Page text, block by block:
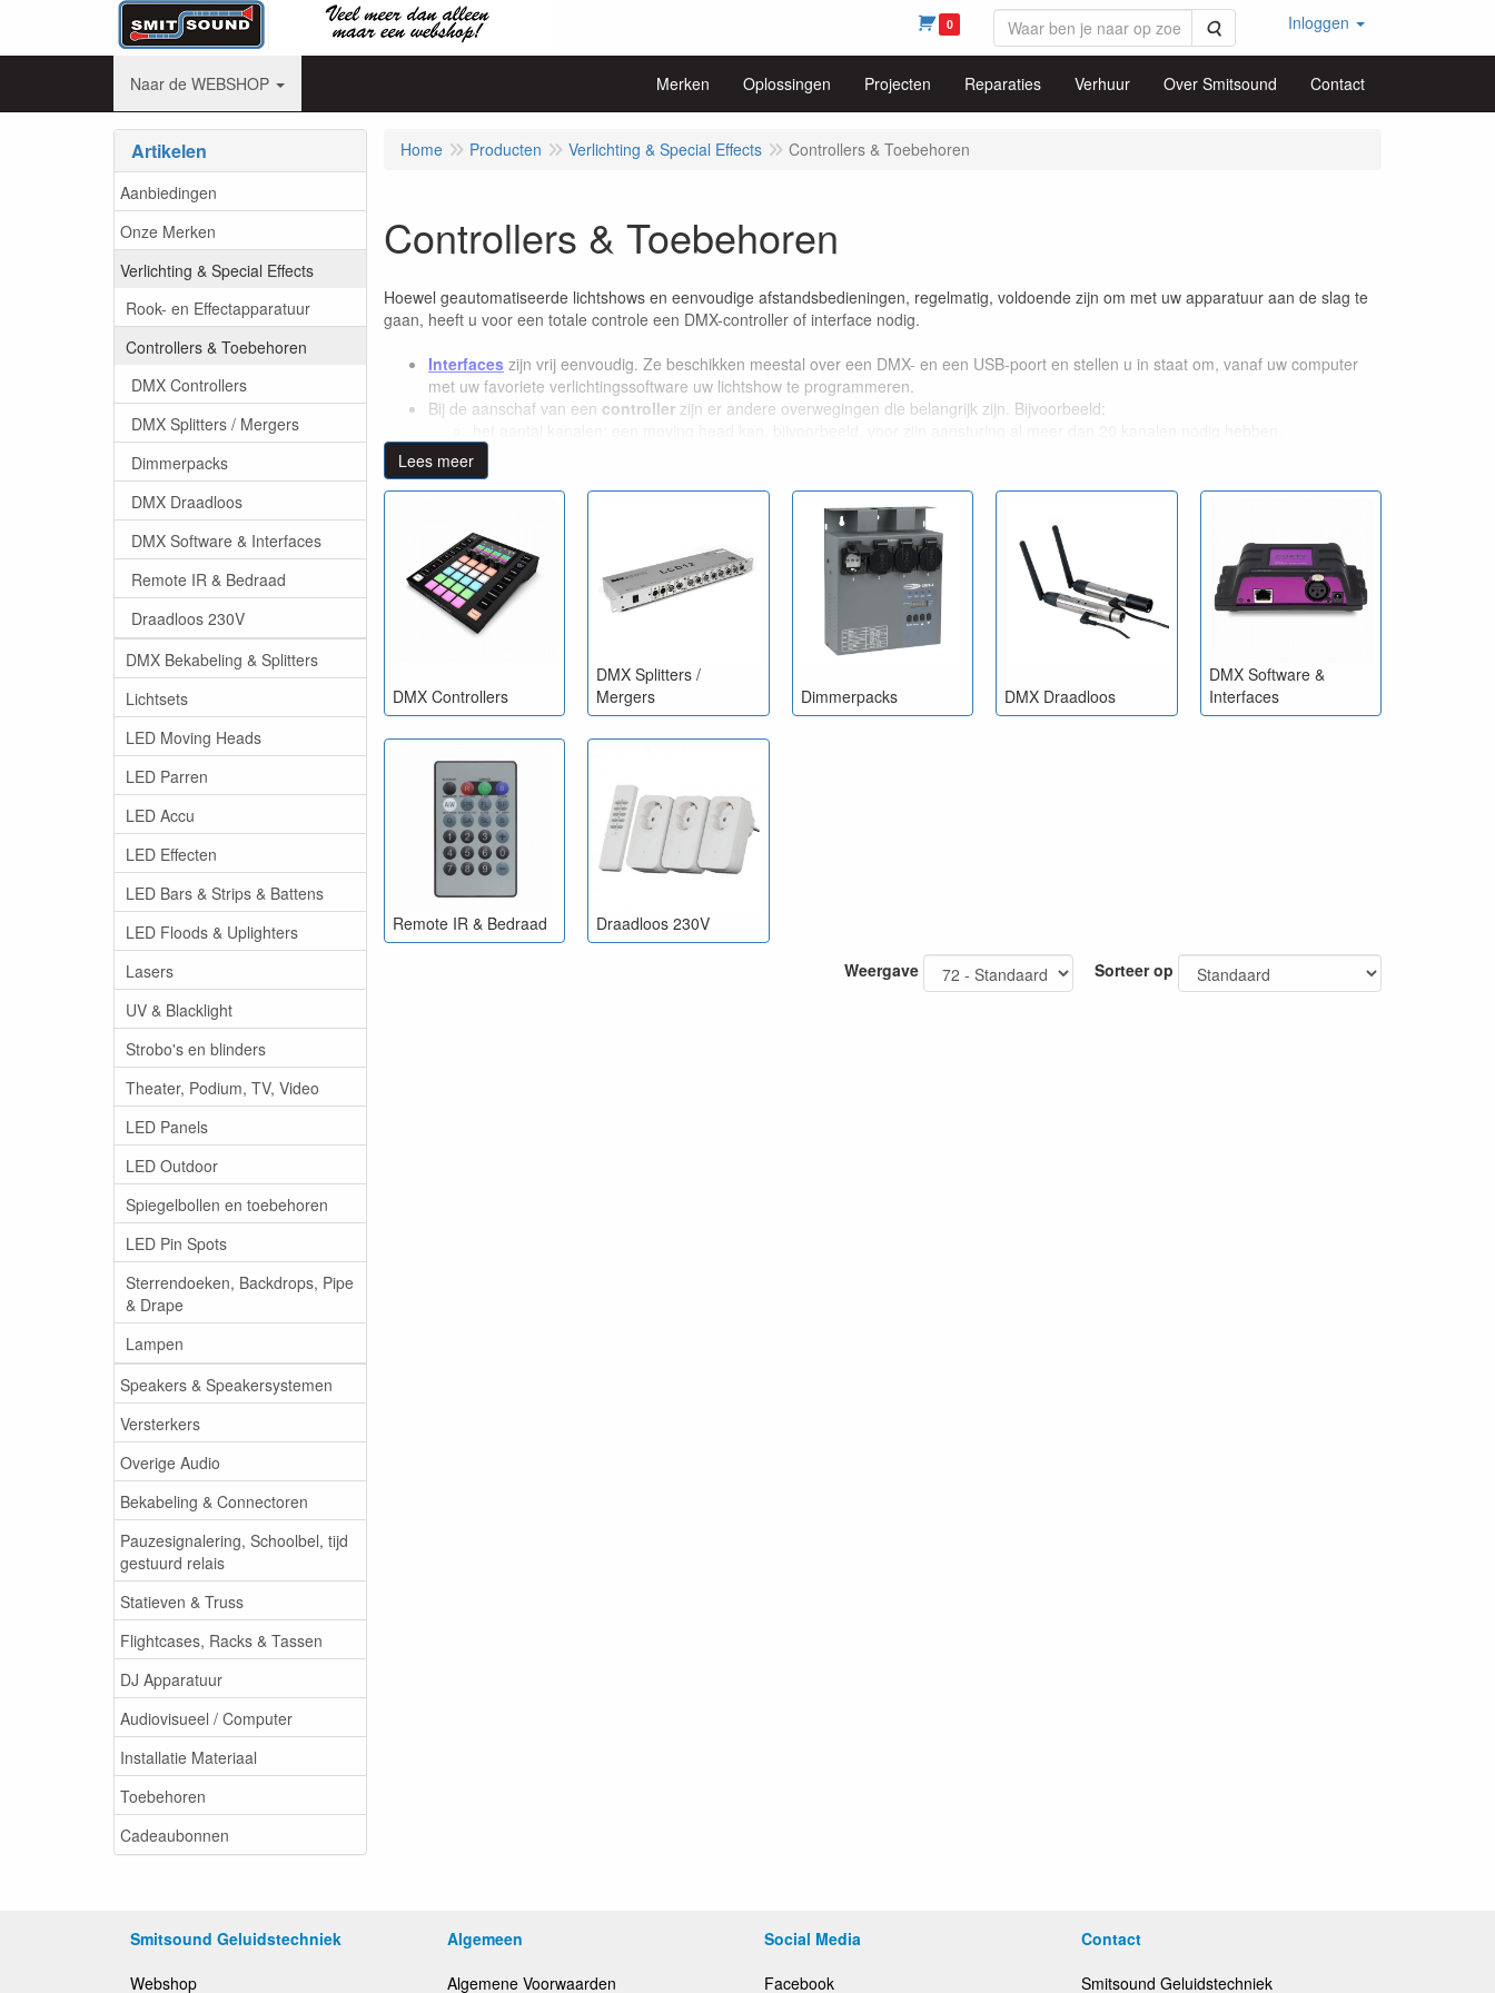
0 Zoeken Inloggen
Naar de WEBSHOP Merken Oplossingen Projecten Reparaties Verhuur Over Smitsound Contact
Artikelen
Aanbiedingen
Onze Merken
Verlichting & Special Effects
Rook- en Effectapparatuur
Controllers & Toebehoren
DMX Controllers
DMX Splitters / Mergers
Dimmerpacks
DMX Draadloos
DMX Software & Interfaces
Remote IR & Bedraad
Draadloos 230V
DMX Bekabeling & Splitters
Lichtsets
LED Moving Heads
LED Parren
LED Accu
LED Effecten
LED Bars & Strips & Battens
LED Floods & Uplighters
Lasers
UV & Blacklight
Strobo's en blinders
Theater, Podium, TV, Video
LED Panels
LED Outdoor
Spiegelbollen en toebehoren
LED Pin Spots
Sterrendoeken, Backdrops, Pipe
& Drape
Lampen
Speakers & Speakersystemen
Versterkers
Overige Audio
Bekabeling & Connectoren
Pauzesignalering, Schoolbel, tijd
gestuurd relais
Statieven & Truss
Flightcases, Racks & Tassen
DJ Apparatuur
Audiovisueel / Computer
Installatie Materiaal
Toebehoren
Cadeaubonnen
Home Producten Verlichting & Special Effects Controllers & Toebehoren
Controllers & Toebehoren
Hoewel geautomatiseerde lichtshows en eenvoudige afstandsbedieningen, regelmatig, voldoende zijn om met uw apparatuur aan de slag te
gaan, heeft u voor een totale controle een DMX-controller of interface nodig.
Interfaces zijn vrij eenvoudig. Ze beschikken meestal over een DMX- en een USB-poort en stellen u in staat om, vanaf uw computer
met uw favoriete verlichtingssoftware uw lichtshow te programmeren.
Bij de aanschaf van een controller zijn er andere overwegingen die belangrijk zijn. Bijvoorbeeld:
mogelijkheid tot geavanceerde bediening rookmachines
mogelijkheid tot opslaan van geprogrammeerde scenes
compatibiliteit met intelligent, bewegend licht
Er komt dus echt wel wat bij kijken om de juiste interface of controller aan te schaffen. Veel hangt af van uw lichtset en de toepassing daarvan.
Voor een deskundig advies kunt u vanzelfsprekend
opnemen. Samen kunnen we dan zeker stellen dat we voor u de beste oplossing
vinden die binnen uw budget past.
Lees meer
DMX Controllers
DMX Splitters /
Mergers
Dimmerpacks DMX Draadloos
DMX Software &
Interfaces
Remote IR & Bedraad Draadloos 230V
Weergave Sorteer op
Smitsound Geluidstechniek
Webshop
Algemeen
Algemene Voorwaarden
Social Media
Facebook
Contact
Smitsound Geluidstechniek